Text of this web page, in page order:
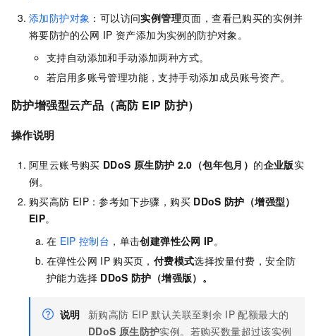
添加防护对象 ：可以访问实例管理页面，查看已购买的实例并
将要防护的公网 IP 资产添加为实例的防护对象。
支持自动添加和手动添加两种方式。
若启用多账号管理功能，支持手动添加成员账号资产。
防护增强型云产品（高防 EIP 防护）
操作说明
阿里云账号购买 DDoS 原生防护 2.0（包年包月） 的企业版实
例。
购买高防 EIP：参考如下步骤，购买 DDoS 防护（增强型）
EIP。
在 EIP 控制台 ，单击创建弹性公网 IP。
在弹性公网 IP 购买页， 付费模式选择按量付费，安全防
护能力选择 DDoS 防护（增强版）。
说明 新购高防 EIP 默认关联至剩余 IP 配额最大的
DDoS 原生防护实例。若购买数量超过该实例